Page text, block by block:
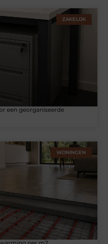
ZAKELIJK
een georganiseerde
WONINGEN